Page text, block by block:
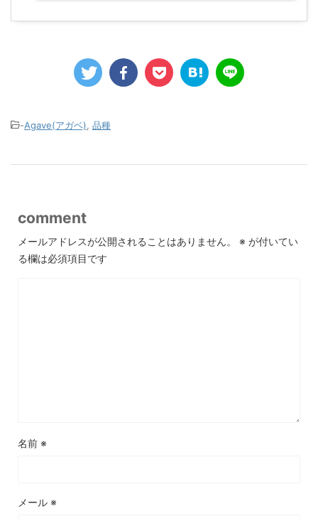
-Agave(アガベ), 品種
comment
メールアドレスが公開されることはありません。 ※ が付いてい
る欄は必須項目です
名前 ※
メール ※